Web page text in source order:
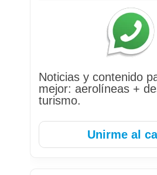
Noticias y contenido
mejor: aerolíneas +
turismo.
Unirme al